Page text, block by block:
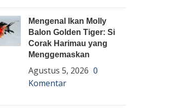
Mengenal Ikan Molly
Balon Golden Tiger: Si
Corak Harimau yang
Menggemaskan
Agustus 5, 2026 0
Komentar